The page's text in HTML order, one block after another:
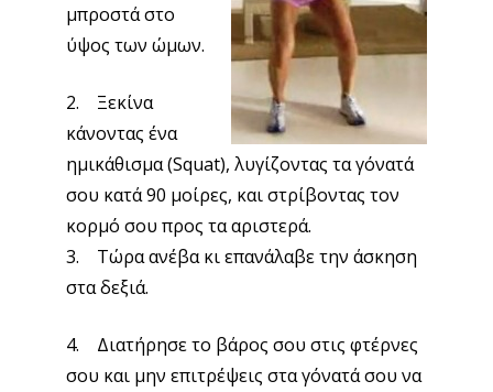
μπροστά στο
ύψος των ώμων.
2. Ξεκίνα
κάνοντας ένα
ημικάθισμα (Squat), λυγίζοντας τα γόνατά
σου κατά 90 μοίρες, και στρίβοντας τον
κορμό σου προς τα αριστερά.
3. Τώρα ανέβα κι επανάλαβε την άσκηση
στα δεξιά.
4. Διατήρησε το βάρος σου στις φτέρνες
σου και μην επιτρέψεις στα γόνατά σου να